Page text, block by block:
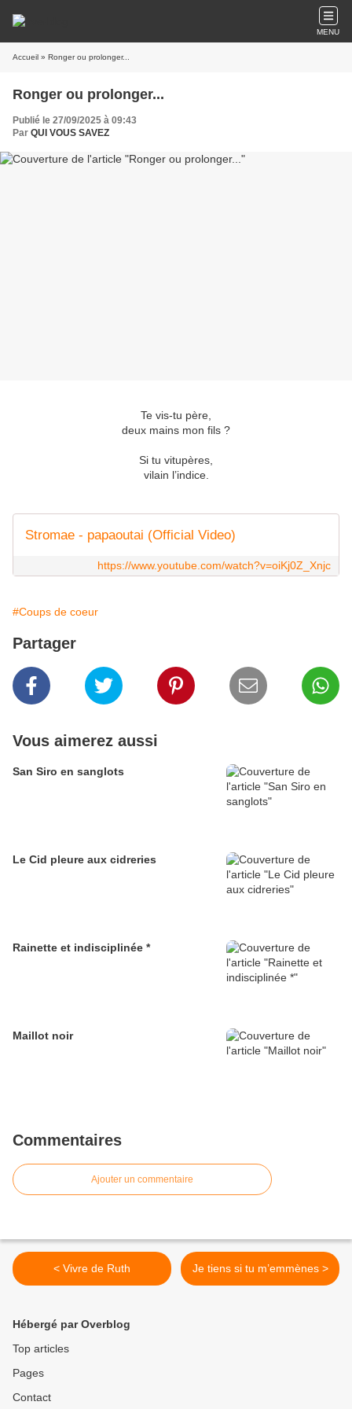
MENU
Accueil » Ronger ou prolonger...
Ronger ou prolonger...
Publié le 27/09/2025 à 09:43
Par QUI VOUS SAVEZ
Te vis-tu père,
deux mains mon fils ?
Si tu vitupères,
vilain l’indice.
Stromae - papaoutai (Official Video)
https://www.youtube.com/watch?v=oiKj0Z_Xnjc
#Coups de coeur
Partager
Vous aimerez aussi
San Siro en sanglots
Le Cid pleure aux cidreries
Rainette et indisciplinée *
Maillot noir
Commentaires
Ajouter un commentaire
< Vivre de Ruth Je tiens si tu m’emmènes >
Hébergé par Overblog
Top articles
Pages
Contact